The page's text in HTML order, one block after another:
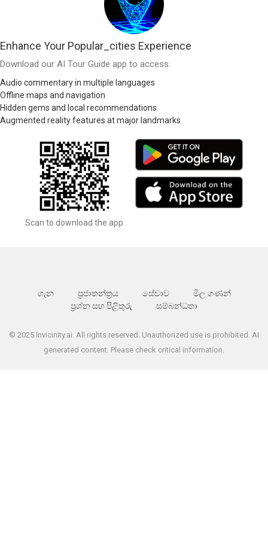
Enhance Your Popular_cities Experience
Download our AI Tour Guide app to access:
Audio commentary in multiple languages
Offline maps and navigation
Hidden gems and local recommendations
Augmented reality features at major landmarks
Scan to download the app
ගැන ප්‍රජාතන්ත්‍රය සේවාව
මිල ගණන්
ප්‍රශ්න සහ පිළිතුරු
සම්බන්ධතා
© 2025 Invicinity.ai. All rights reserved. Unauthorized use is prohibited. AI
generated content. Please check critical information.